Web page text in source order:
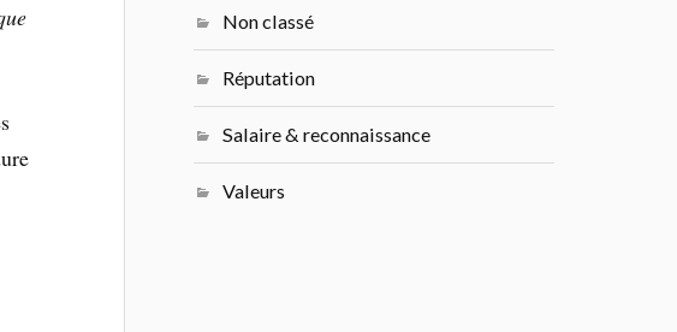
Non classé
Réputation
Salaire & reconnaissance
Valeurs